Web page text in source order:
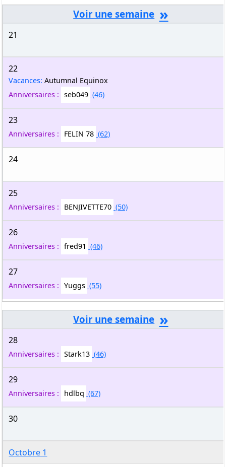
»
21
22
Vacances: Autumnal Equinox
Anniversaires : seb049 (46)
23
Anniversaires : FELIN 78 (62)
24
25
Anniversaires : BENJIVETTE70 (50)
26
Anniversaires : fred91 (46)
27
Anniversaires : Yuggs (55)
»
28
Anniversaires : Stark13 (46)
29
Anniversaires : hdlbq (67)
30
Octobre 1